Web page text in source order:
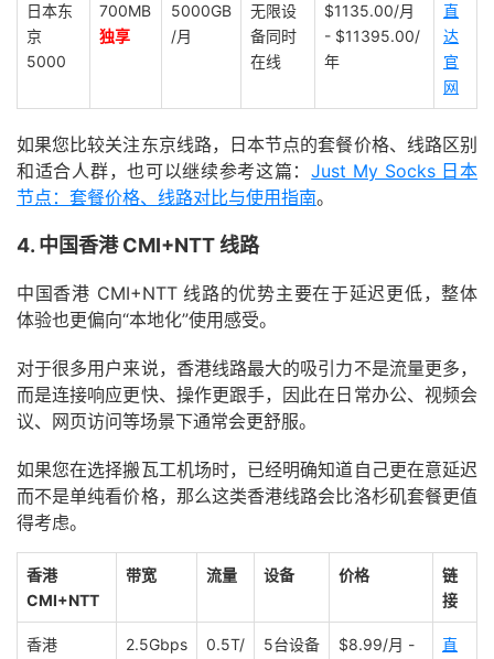
日本东
京
5000
700MB
独享
5000GB
/月
无限设
备同时
在线
$1135.00/月
- $11395.00/
年
直
达
官
网
如果您比较关注东京线路，日本节点的套餐价格、线路区别
和适合人群，也可以继续参考这篇：Just My Socks 日本
节点：套餐价格、线路对比与使用指南。
4. 中国香港 CMI+NTT 线路
中国香港 CMI+NTT 线路的优势主要在于延迟更低，整体
体验也更偏向“本地化”使用感受。
对于很多用户来说，香港线路最大的吸引力不是流量更多，
而是连接响应更快、操作更跟手，因此在日常办公、视频会
议、网页访问等场景下通常会更舒服。
如果您在选择搬瓦工机场时，已经明确知道自己更在意延迟
而不是单纯看价格，那么这类香港线路会比洛杉矶套餐更值
得考虑。
香港
CMI+NTT
带宽 流量 设备 价格
链
接
香港
2.5Gbps
0.5T/
5台设备
$8.99/月 -
直